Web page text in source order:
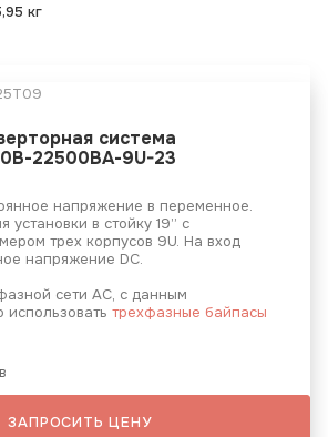
кг
система
22500ВА-9U-23
напряжение в переменное.
установки в стойку 19” с
трех корпусов 9U. На вход
напряжение DC.
сети АС, с данным
трехфазные байпасы
ЗАПРОСИТЬ ЦЕНУ